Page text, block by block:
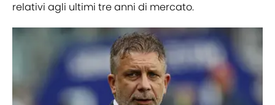
relativi agli ultimi tre anni di mercato.